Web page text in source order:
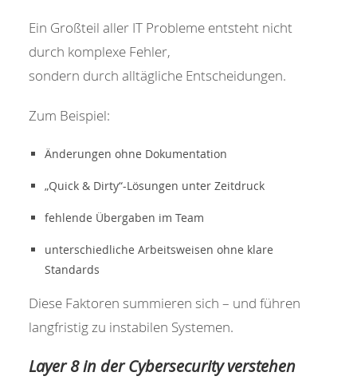
Ein Großteil aller IT Probleme entsteht nicht
durch komplexe Fehler,
sondern durch alltägliche Entscheidungen.
Zum Beispiel:
Änderungen ohne Dokumentation
„Quick & Dirty“-Lösungen unter Zeitdruck
fehlende Übergaben im Team
unterschiedliche Arbeitsweisen ohne klare
Standards
Diese Faktoren summieren sich – und führen
langfristig zu instabilen Systemen.
Layer 8 in der Cybersecurity verstehen